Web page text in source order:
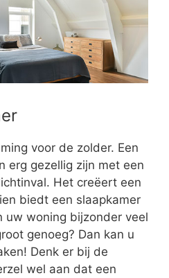
voor de zolder. Een
erg gezellig zijn met een
Het creëert een
biedt een slaapkamer
uw woning bijzonder veel
genoeg? Dan kan u
Denk er bij de
wel aan dat een